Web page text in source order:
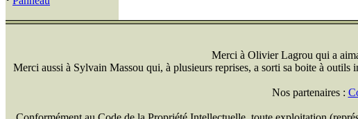
Merci à Olivier Lagrou qui a
Merci aussi à Sylvain Massou qui, à plusieurs reprises, a sorti sa boite à
Nos partenaires :